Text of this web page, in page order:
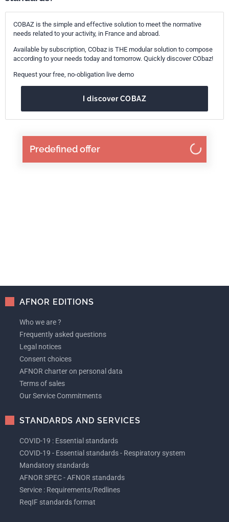
Predefined offer
COBAZ is the simple and effective solution to meet the normative
needs related to your activity, in France and abroad.
Available by subscription, CObaz is THE modular solution to compose
according to your needs today and tomorrow. Quickly discover CObaz!
Request your free, no-obligation live demo
I discover COBAZ
AFNOR EDITIONS
Who we are ?
Frequently asked questions
Legal notices
Consent choices
AFNOR charter on personal data
Terms of sales
Our Service Commitments
STANDARDS AND SERVICES
COVID-19 : Essential standards
COVID-19 - Essential standards - Respiratory system
Mandatory standards
AFNOR SPEC - AFNOR standards
Service : Requirements/Redlines
ReqIF standards format